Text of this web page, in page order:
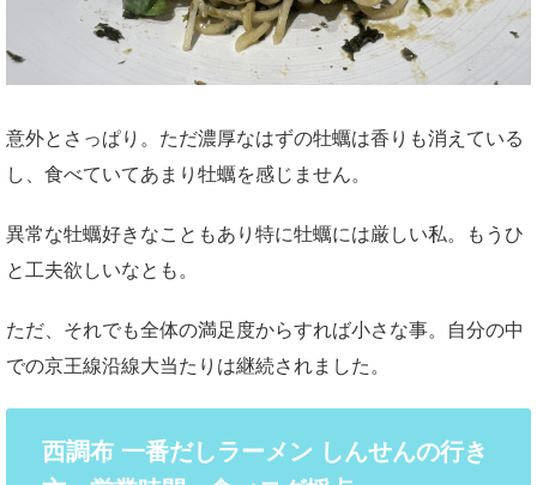
意外とさっぱり。ただ濃厚なはずの牡蠣は香りも消えている
し、食べていてあまり牡蠣を感じません。
異常な牡蠣好きなこともあり特に牡蠣には厳しい私。もうひ
と工夫欲しいなとも。
ただ、それでも全体の満足度からすれば小さな事。自分の中
での京王線沿線大当たりは継続されました。
西調布 一番だしラーメン しんせんの行き